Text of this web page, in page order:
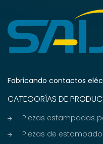
Fabricando contactos
CATEGORÍAS DE
Piezas estampadas
Piezas de